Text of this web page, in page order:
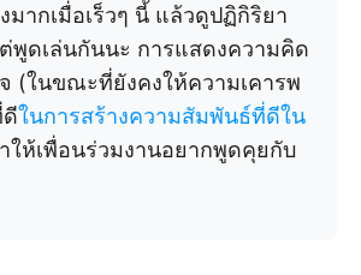
ากเมื่อเร็วๆ นี้ แล้วดูปฏิกิริยา
พูดเล่นกันนะ การแสดงความคิด
(ในขณะที่ยังคงให้ความเคารพ
ดีในการสร้างความสัมพันธ์ที่ดีใน
ให้เพื่อนร่วมงานอยากพูดคุยกับ